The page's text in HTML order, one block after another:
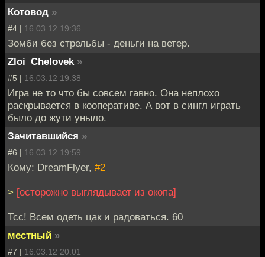
Котовод »
#4 | 16.03.12 19:36
Зомби без стрельбы - деньги на ветер.
Zloi_Chelovek »
#5 | 16.03.12 19:38
Игра не то что бы совсем гавно. Она неплохо
раскрывается в кооперативе. А вот в сингл играть
было до жути уныло.
Зачитавшийся »
#6 | 16.03.12 19:59
Кому: DreamFlyer, #2
> [осторожно выглядывает из окопа]
Тсс! Всем одеть цак и радоваться. 60
местный »
#7 | 16.03.12 20:01